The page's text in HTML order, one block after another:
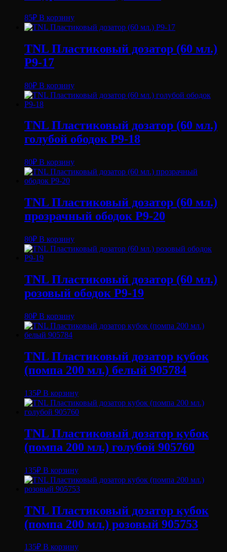
85₽ В корзину
TNL Пластиковый дозатор (60 мл.)
P9-17
80₽ В корзину
TNL Пластиковый дозатор (60 мл.)
голубой ободок P9-18
80₽ В корзину
TNL Пластиковый дозатор (60 мл.)
прозрачный ободок P9-20
80₽ В корзину
TNL Пластиковый дозатор (60 мл.)
розовый ободок P9-19
80₽ В корзину
TNL Пластиковый дозатор кубок
(помпа 200 мл.) белый 905784
135₽ В корзину
TNL Пластиковый дозатор кубок
(помпа 200 мл.) голубой 905760
135₽ В корзину
TNL Пластиковый дозатор кубок
(помпа 200 мл.) розовый 905753
135₽ В корзину